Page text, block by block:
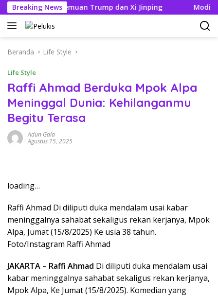
Langsung
ke
konten
Breaking News
Pertemuan Trump dan Xi Jinping Modifikasi
Beranda Life Style
Life Style
Raffi Ahmad Berduka Mpok Alpa
Meninggal Dunia: Kehilanganmu
Begitu Terasa
Adun Gala
Agustus 15, 2025
loading…
Raffi Ahmad Di diliputi duka mendalam usai kabar
meninggalnya sahabat sekaligus rekan kerjanya, Mpok
Alpa, Jumat (15/8/2025) Ke usia 38 tahun.
Foto/Instagram Raffi Ahmad
JAKARTA – Raffi Ahmad Di diliputi duka mendalam usai
kabar meninggalnya sahabat sekaligus rekan kerjanya,
Mpok Alpa, Ke Jumat (15/8/2025). Komedian yang